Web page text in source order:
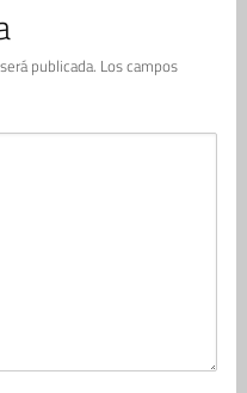
publicada. Los campos